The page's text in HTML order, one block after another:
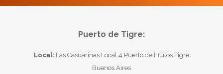
Puerto de Tigre:
Local: Las Casuarinas Local 4 Puerto de Frutos Tigre
Buenos Aires